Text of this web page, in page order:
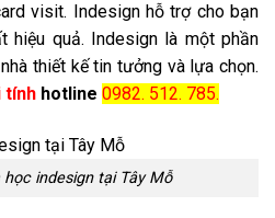
visit. Indesign hỗ trợ cho bạn
hiệu quả. Indesign là một phần
thiết kế tin tưởng và lựa chọn.
tính hotline 0982. 512. 785.
học indesign tại Tây Mỗ